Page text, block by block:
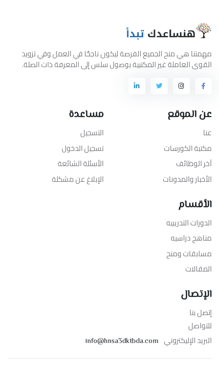
مهمتنا هي منح الجميع الفرصة ليكون ناجحًا في العمل وفي تزويد
القوى العاملة غير المكتبية بوصول سلس إلى المعرفة ذات الصلة.
عن الموقع
عنا
مكتبة الكورسات
آخر الوظائف
الأخبار والمدونات
مساعدة
التسجيل
تسجيل الدخول
الأسئلة الشائعة
الإبلاغ عن مشكلة
الأقسام
الدورات التدريبيه
مناهج دراسيه
مسابقات ومنح
المقالات
الإتصال
إتصل بنا
للتواصل
البريد الإليكتروني info@hnsa3dktbda.com